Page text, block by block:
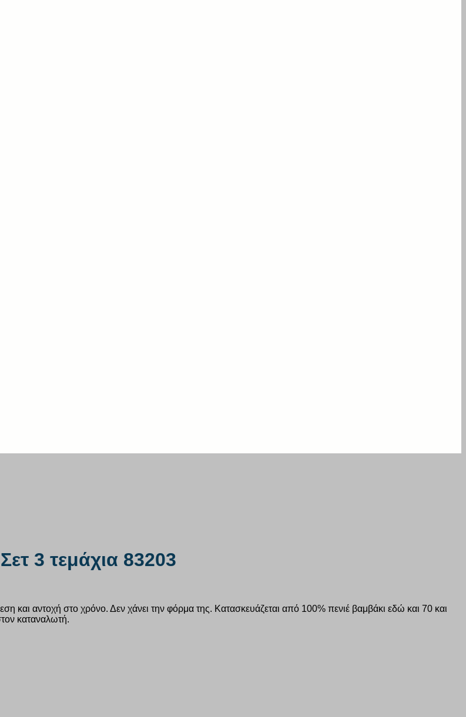
3 τεμάχια 83203
και αντοχή στο χρόνο. Δεν χάνει την φόρμα της. Κατασκευάζεται από 100% πενιέ βαμβάκι εδώ και 70 και
καταναλωτή.